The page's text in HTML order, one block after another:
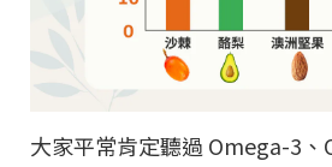
大家平常肯定聽過 Omega-3、